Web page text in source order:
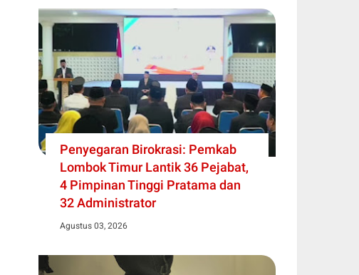
Penyegaran Birokrasi: Pemkab
Lombok Timur Lantik 36 Pejabat,
4 Pimpinan Tinggi Pratama dan
32 Administrator
Agustus 03, 2026